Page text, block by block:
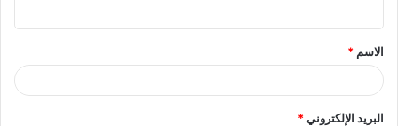
ق
*
الاسم *
البريد الإلكتروني*